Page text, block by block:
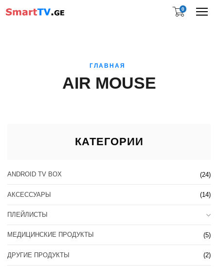
0
ГЛАВНАЯ
AIR MOUSE
КАТЕГОРИИ
ANDROID TV BOX (24)
АКСЕССУАРЫ (14)
ПЛЕЙЛИСТЫ
МЕДИЦИНСКИЕ ПРОДУКТЫ (5)
ДРУГИЕ ПРОДУКТЫ (2)